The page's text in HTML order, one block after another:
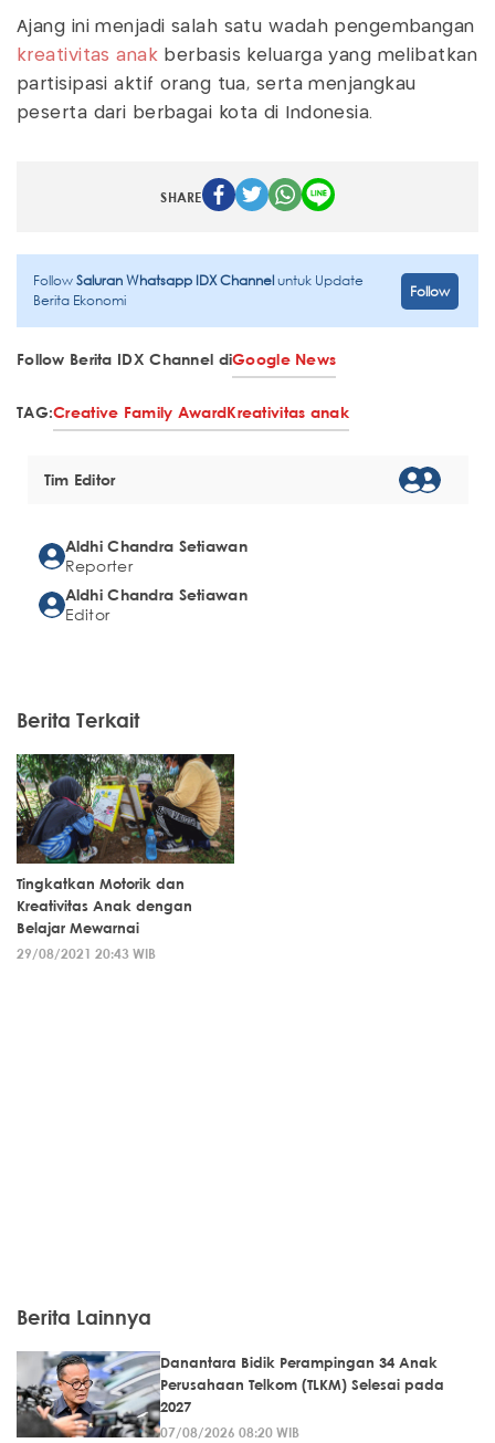
Ajang ini menjadi salah satu wadah pengembangan
kreativitas anak berbasis keluarga yang melibatkan
partisipasi aktif orang tua, serta menjangkau
peserta dari berbagai kota di Indonesia.
SHARE
FollowSaluran Whatsapp IDX Channeluntuk Update
Berita Ekonomi
Follow
Follow Berita IDX Channel diGoogle News
TAG:Creative Family AwardKreativitas anak
Tim Editor
Aldhi Chandra Setiawan
Reporter
Aldhi Chandra Setiawan
Editor
Berita Terkait
Tingkatkan Motorik dan
Kreativitas Anak dengan
Belajar Mewarnai
29/08/2021 20:43 WIB
Berita Lainnya
Danantara Bidik Perampingan 34 Anak
Perusahaan Telkom (TLKM) Selesai pada
2027
07/08/2026 08:20 WIB